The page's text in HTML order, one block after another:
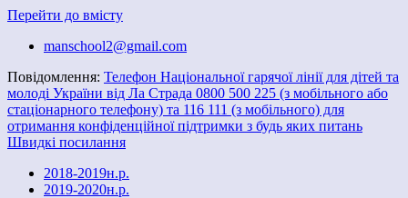
Перейти до вмісту
manschool2@gmail.com
Повідомлення: Телефон Національної гарячої лінії для дітей та
молоді України від Ла Страда 0800 500 225 (з мобільного або
стаціонарного телефону) та 116 111 (з мобільного) для
отримання конфіденційної підтримки з будь яких питань
Швидкі посилання
2018-2019н.р.
2019-2020н.р.